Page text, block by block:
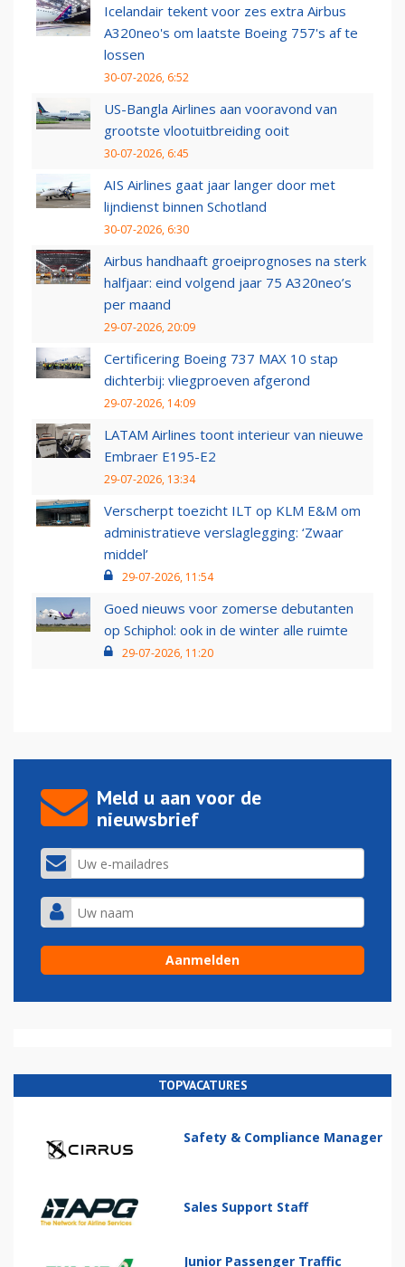
Icelandair tekent voor zes extra Airbus
A320neo's om laatste Boeing 757's af te
lossen
30-07-2026, 6:52
US-Bangla Airlines aan vooravond van
grootste vlootuitbreiding ooit
30-07-2026, 6:45
AIS Airlines gaat jaar langer door met
lijndienst binnen Schotland
30-07-2026, 6:30
Airbus handhaaft groeiprognoses na sterk
halfjaar: eind volgend jaar 75 A320neo’s
per maand
29-07-2026, 20:09
Certificering Boeing 737 MAX 10 stap
dichterbij: vliegproeven afgerond
29-07-2026, 14:09
LATAM Airlines toont interieur van nieuwe
Embraer E195-E2
29-07-2026, 13:34
Verscherpt toezicht ILT op KLM E&M om
administratieve verslaglegging: ‘Zwaar
middel’
29-07-2026, 11:54
Goed nieuws voor zomerse debutanten
op Schiphol: ook in de winter alle ruimte
29-07-2026, 11:20
Meld u aan voor de
nieuwsbrief
TOPVACATURES
Safety & Compliance Manager
Sales Support Staff
Junior Passenger Traffic